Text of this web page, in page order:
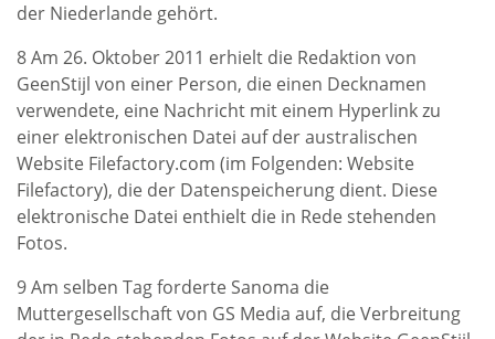
der Niederlande gehört.
8 Am 26. Oktober 2011 erhielt die Redaktion von
GeenStijl von einer Person, die einen Decknamen
verwendete, eine Nachricht mit einem Hyperlink zu
einer elektronischen Datei auf der australischen
Website Filefactory.com (im Folgenden: Website
Filefactory), die der Datenspeicherung dient. Diese
elektronische Datei enthielt die in Rede stehenden
Fotos.
9 Am selben Tag forderte Sanoma die
Muttergesellschaft von GS Media auf, die Verbreitung